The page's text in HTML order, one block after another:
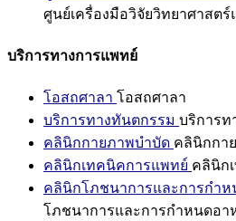
ศูนย์เครื่องมือวิจัยวิทยาศาสตร์
บริการทางการแพทย์
โอสถศาลา โอสถศาลา
บริการทางทันตกรรม บริการท
คลินิกกายภาพบำบัด คลินิกกา
คลินิกเทคนิคการแพทย์ คลินิก
คลินิกโภชนาการและการกำห
โภชนาการและการกำหนดอา